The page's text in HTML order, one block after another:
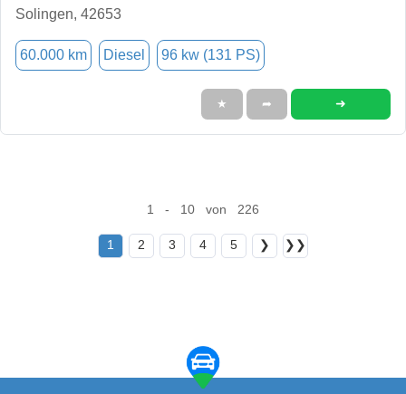
Solingen, 42653
60.000 km Diesel 96 kw (131 PS)
★ ➦ ➜
1 - 10 von 226
1 2 3 4 5 ❯ ❯❯